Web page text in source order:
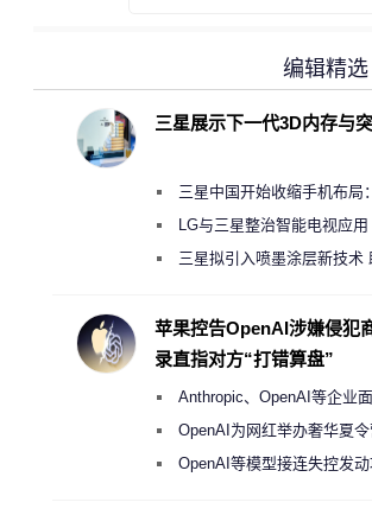
编辑精选
三星展示下一代3D内存与
三星中国开始收缩手机布局
店 将被逐步清退
LG与三星整治智能电视应
规行为三星拟引入喷墨涂层新技术
苹果控告OpenAI涉嫌侵犯
录直指对方“打错算盘”
Anthropic、OpenAI等企业
新执法权限审查
OpenAI为网红举办奢华夏
“反乌托邦”
OpenAI等模型接连失控发